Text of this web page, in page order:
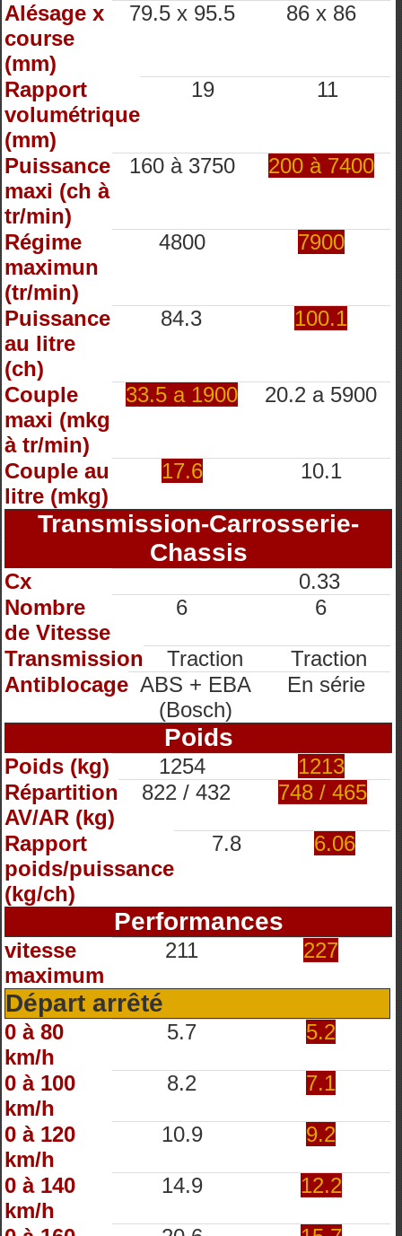
Alésage x
course
(mm)
79.5 x 95.5 86 x 86
Rapport
volumétrique
(mm)
19 11
Puissance
maxi (ch à
tr/min)
160 à 3750 200 à 7400
Régime
maximun
(tr/min)
4800 7900
Puissance
au litre
(ch)
84.3 100.1
Couple
maxi (mkg
à tr/min)
33.5 a 1900 20.2 a 5900
Couple au
litre (mkg)
17.6 10.1
Transmission-Carrosserie-
Chassis
Cx
0.33
Nombre
de Vitesse
6 6
Transmission Traction
Traction
Antiblocage ABS + EBA
(Bosch)
En série
Poids
Poids (kg) 1254
1213
Répartition
AV/AR (kg)
822 / 432 748 / 465
Rapport
poids/puissance
(kg/ch)
7.8 6.06
Performances
vitesse
maximum
211 227
Départ arrêté
0 à 80
km/h
5.7 5.2
0 à 100
km/h
8.2 7.1
0 à 120
km/h
10.9 9.2
0 à 140
km/h
14.9 12.2